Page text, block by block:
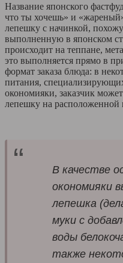
Название японского
что ты хочешь» и
лепешку с начинкой,
выполненную в японском
происходит на теппане,
это выполняется прямо в
формат заказа блюда: в
питания,
окономияки, заказчик
лепешку на расположенной
В качестве
окономияки
лепешка
муки с
воды
также